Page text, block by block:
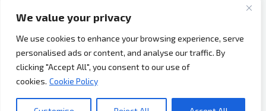
We value your privacy
We use cookies to enhance your browsing experience, serve
personalised ads or content, and analyse our traffic. By
clicking "Accept All", you consent to our use of
cookies. Cookie Policy
Copyright © 2026 Bh Dijaspora.
O nama
Marketing
Uslovi korištenja